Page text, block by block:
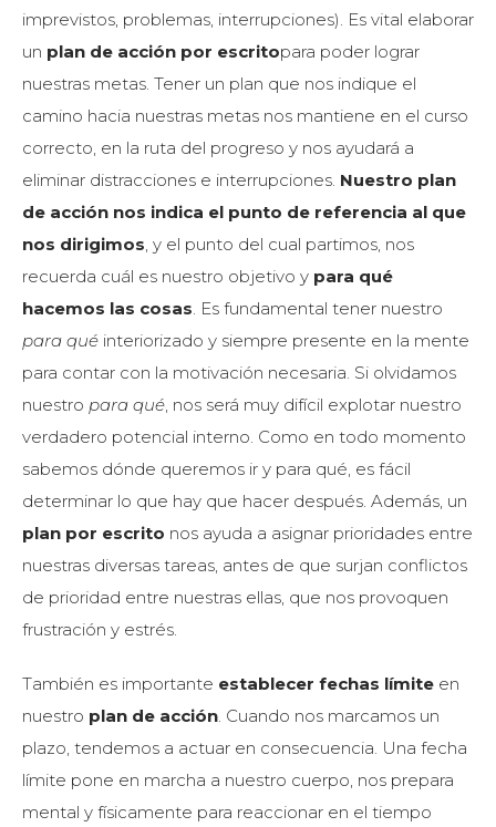
imprevistos, problemas, interrupciones). Es vital elaborar
un plan de acción por escritopara poder lograr
nuestras metas. Tener un plan que nos indique el
camino hacia nuestras metas nos mantiene en el curso
correcto, en la ruta del progreso y nos ayudará a
eliminar distracciones e interrupciones. Nuestro plan
de acción nos indica el punto de referencia al que
nos dirigimos, y el punto del cual partimos, nos
recuerda cuál es nuestro objetivo y para qué
hacemos las cosas. Es fundamental tener nuestro
para qué interiorizado y siempre presente en la mente
para contar con la motivación necesaria. Si olvidamos
nuestro para qué, nos será muy difícil explotar nuestro
verdadero potencial interno. Como en todo momento
sabemos dónde queremos ir y para qué, es fácil
determinar lo que hay que hacer después. Además, un
plan por escrito nos ayuda a asignar prioridades entre
nuestras diversas tareas, antes de que surjan conflictos
de prioridad entre nuestras ellas, que nos provoquen
frustración y estrés.
También es importante establecer fechas límite en
nuestro plan de acción. Cuando nos marcamos un
plazo, tendemos a actuar en consecuencia. Una fecha
límite pone en marcha a nuestro cuerpo, nos prepara
mental y físicamente para reaccionar en el tiempo